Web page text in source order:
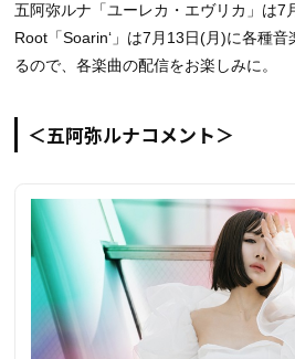
五阿弥ルナ「ユーレカ・エヴリカ」は7
Root「Soarin‘」は7月13日(月)に各種
るので、各楽曲の配信をお楽しみに。
＜五阿弥ルナコメント＞